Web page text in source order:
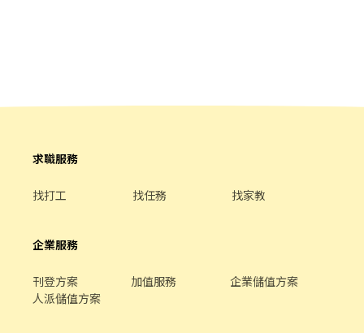
0977755859 🌟賴ID：0977755859 🌟其他職缺
➡️https://lin.ee/nJSXuS7
求職服務
找打工 找任務 找家教
企業服務
刊登方案 加值服務
企業儲值方案
人派儲值方案